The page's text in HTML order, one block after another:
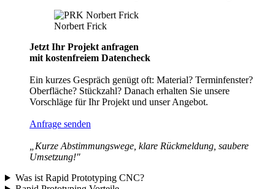
Norbert Frick
Jetzt Ihr Projekt anfragen
mit kostenfreiem Datencheck
Ein kurzes Gespräch genügt oft: Material? Terminfenster?
Oberfläche? Stückzahl? Danach erhalten Sie unsere
Vorschläge für Ihr Projekt und unser Angebot.
Anfrage senden
„Kurze Abstimmungswege, klare Rückmeldung, saubere
Umsetzung!"
Was ist Rapid Prototyping CNC?